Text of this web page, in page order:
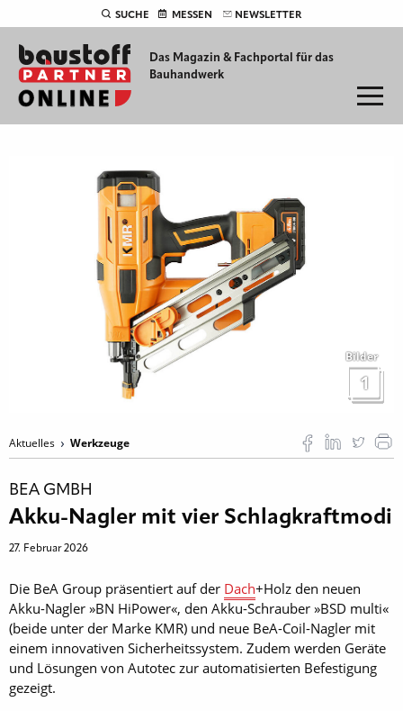
SUCHE MESSEN NEWSLETTER
Das Magazin & Fachportal für das
Bauhandwerk
Bilder
1
Aktuelles Werkzeuge
BEA GMBH
Akku-Nagler mit vier Schlagkraftmodi
27. Februar 2026
Die BeA Group präsentiert auf der Dach+Holz den neuen
Akku-Nagler »BN HiPower«, den Akku-Schrauber »BSD multi«
(beide unter der Marke KMR) und neue BeA-Coil-Nagler mit
einem innovativen Sicherheitssystem. Zudem werden Geräte
und Lösungen von Autotec zur automatisierten Befestigung
gezeigt.